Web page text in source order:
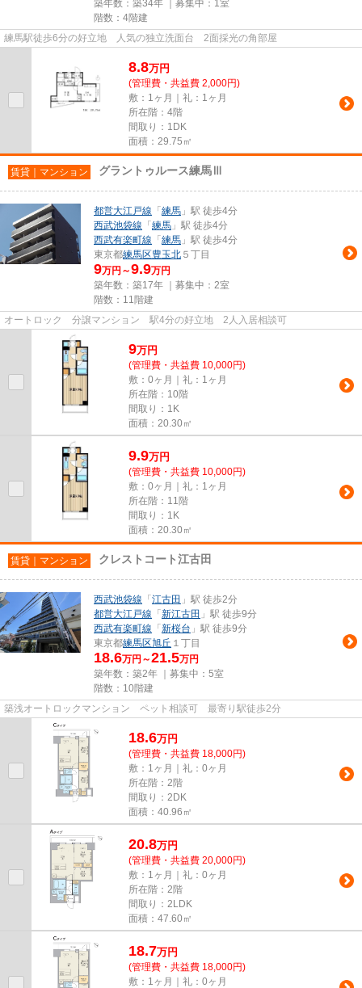
築年数：築34年 ｜募集中： 1室
階数：4階建
練馬駅徒歩6分の好立地 人気の独立洗面台 2面採光の角部屋
8.8万円
(管理費・共益費 2,000円)
敷：1ヶ月｜礼：1ヶ月
所在階：4階
間取り：1DK
面積：29.75㎡
賃貸｜マンション グラントゥルース練馬Ⅲ
都営大江戸線 「 練馬 」駅 徒歩4分
西武池袋線 「 練馬 」駅 徒歩4分
西武有楽町線 「 練馬 」駅 徒歩4分
東京都練馬区豊玉北 ５丁目
9万円～9.9万円
築年数：築17年 ｜募集中： 2室
階数：11階建
オートロック 分譲マンション 駅4分の好立地 2人入居相談可
9万円
(管理費・共益費 10,000円)
敷：0ヶ月｜礼：1ヶ月
所在階：10階
間取り：1K
面積：20.30㎡
9.9万円
(管理費・共益費 10,000円)
敷：0ヶ月｜礼：1ヶ月
所在階：11階
間取り：1K
面積：20.30㎡
賃貸｜マンション クレストコート江古田
西武池袋線 「 江古田 」駅 徒歩2分
都営大江戸線 「 新江古田 」駅 徒歩9分
西武有楽町線 「 新桜台 」駅 徒歩9分
東京都練馬区旭丘 １丁目
18.6万円～21.5万円
築年数：築2年 ｜募集中： 5室
階数：10階建
築浅オートロックマンション ペット相談可 最寄り駅徒歩2分
18.6万円
(管理費・共益費 18,000円)
敷：1ヶ月｜礼：0ヶ月
所在階：2階
間取り：2DK
面積：40.96㎡
20.8万円
(管理費・共益費 20,000円)
敷：1ヶ月｜礼：0ヶ月
所在階：2階
間取り：2LDK
面積：47.60㎡
18.7万円
(管理費・共益費 18,000円)
敷：1ヶ月｜礼：0ヶ月